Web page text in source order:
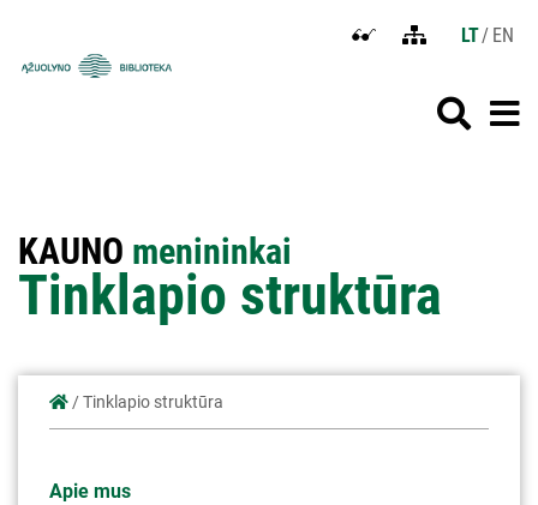
AtidarytiTinklapio
LT EN
KAUNO menininkai
Tinklapio struktūra
/Tinklapio struktūra
Apie mus